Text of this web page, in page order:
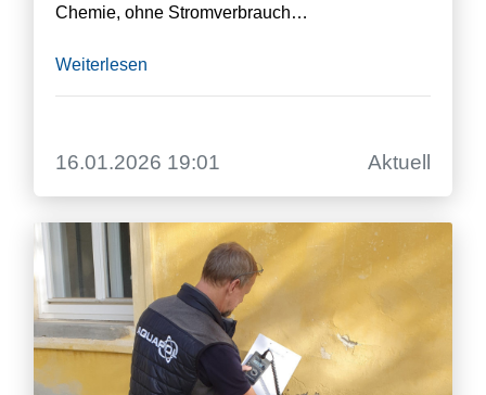
Chemie, ohne Stromverbrauch…
Weiterlesen
16.01.2026 19:01 Aktuell